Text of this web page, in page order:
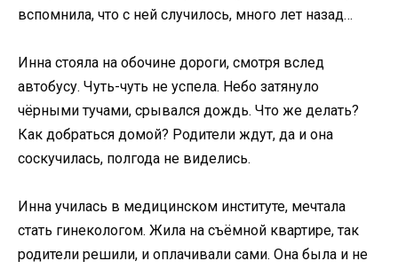
вспомнила, что с ней случилось, много лет назад…
Инна стояла на обочине дороги, смотря вслед
автобусу. Чуть-чуть не успела. Небо затянуло
чёрными тучами, срывался дождь. Что же делать?
Как добраться домой? Родители ждут, да и она
соскучилась, полгода не виделись.
Инна училась в медицинском институте, мечтала
стать гинекологом. Жила на съёмной квартире, так
родители решили, и оплачивали сами. Она была и не